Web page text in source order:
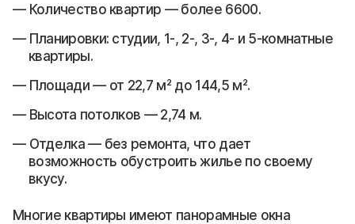
Количество квартир — более 6600.
Планировки: студии, 1-, 2-, 3-, 4- и 5-комнатные
квартиры.
Площади — от 22,7 м² до 144,5 м².
Высота потолков — 2,74 м.
Отделка — без ремонта, что дает
возможность обустроить жилье по своему
вкусу.
Многие квартиры имеют панорамные окна